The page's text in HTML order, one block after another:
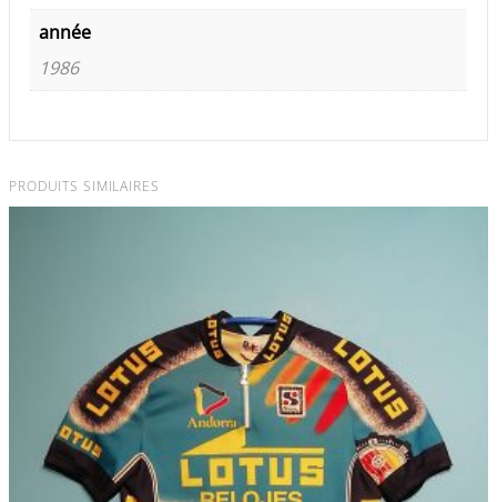
année
1986
PRODUITS SIMILAIRES